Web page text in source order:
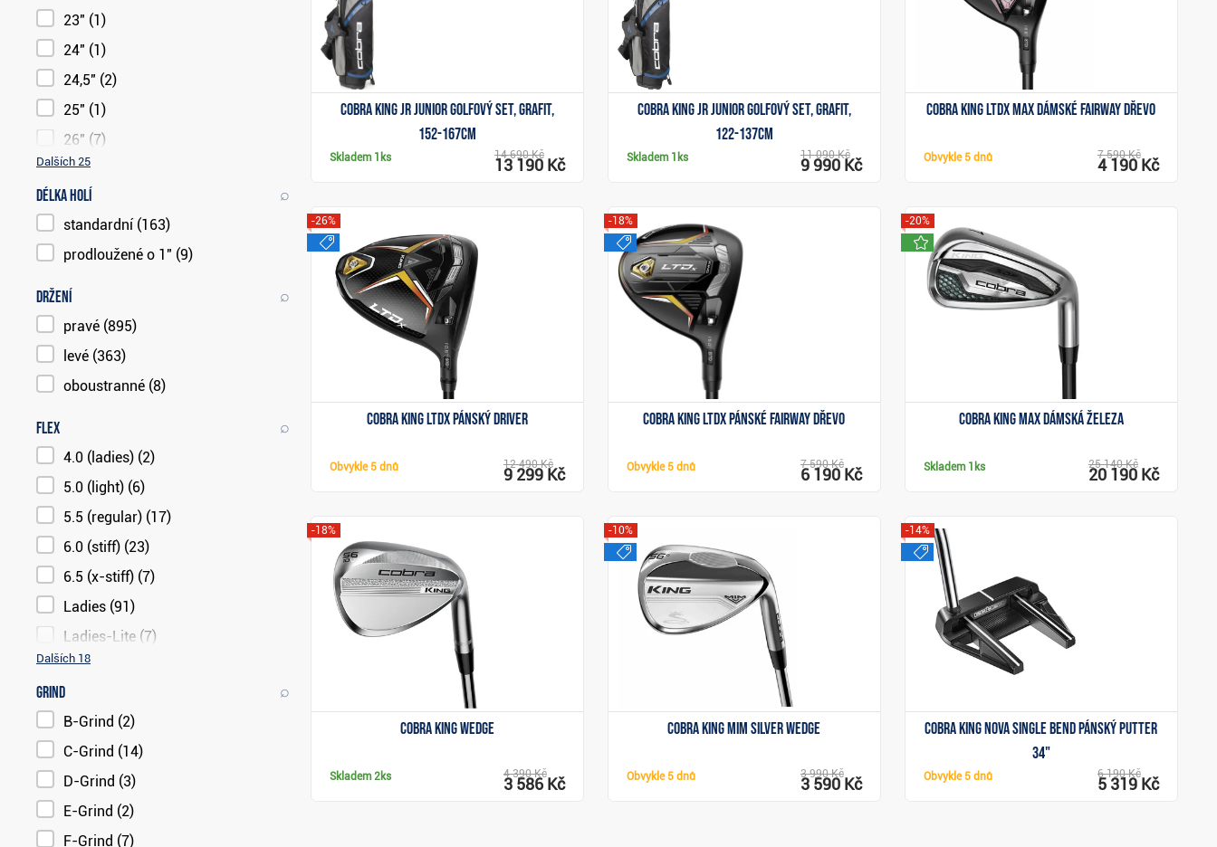
Cobra KING JR junior golfový set, grafit,
152-167cm
Skladem 1ks 14 690 Kč
13 190 Kč
Cobra KING JR junior golfový set, grafit,
122-137cm
Skladem 1ks 11 090 Kč
9 990 Kč
Cobra King LTDx Max dámské fairway dřevo
Obvykle 5 dnů 7 590 Kč
4 190 Kč
Cobra King LTDx pánský driver
-26%
výprodej
Obvykle 5 dnů 12 490 Kč
9 299 Kč
Zobrazit
Cobra King LTDx pánské fairway dřevo
-18%
výprodej
Obvykle 5 dnů 7 590 Kč
6 190 Kč
Zobrazit
Cobra KING MAX dámská železa
-20%
novinka
Skladem 1ks 25 140 Kč
20 190 Kč
Zobrazit
Cobra King wedge
-18%
Skladem2ks 4 390 Kč
3 586 Kč
Zobrazit
Cobra King MIM Silver wedge
-10%
výprodej
Obvykle 5 dnů 3 990 Kč
3 590 Kč
Zobrazit
Cobra King Nova Single Bend pánský putter
34"
-14%
výprodej
Obvykle 5 dnů 6 190 Kč
5 319 Kč
23" (1)
24" (1)
24,5" (2)
25" (1)
26" (7)
Dalších 25
Délka holí ⌕
standardní (163)
prodloužené o 1" (9)
Držení ⌕
pravé (895)
levé (363)
oboustranné (8)
Flex ⌕
4.0 (ladies) (2)
5.0 (light) (6)
5.5 (regular) (17)
6.0 (stiff) (23)
6.5 (x-stiff) (7)
Ladies (91)
Ladies-Lite (7)
Dalších 18
Grind ⌕
B-Grind (2)
C-Grind (14)
D-Grind (3)
E-Grind (2)
F-Grind (7)